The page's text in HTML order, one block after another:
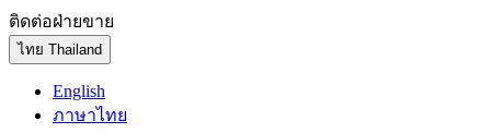
ติดต่อฝ่ายขาย
ไทย Thailand
English
ภาษาไทย